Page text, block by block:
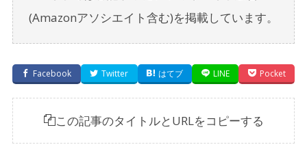
(Amazonアソシエイト含む)を掲載しています。
Facebook Twitter はてブ LINE Pocket
この記事のタイトルとURLをコピーする